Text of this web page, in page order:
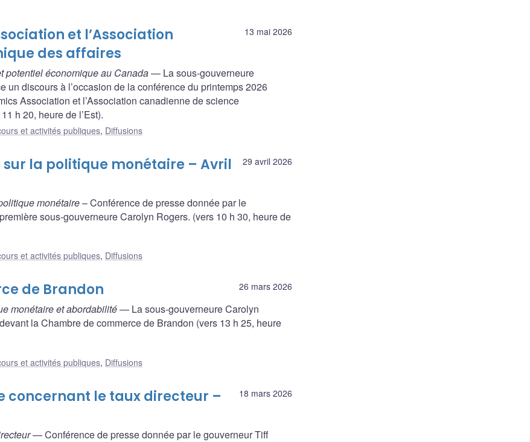
13 mai 2026
et l’Association
des affaires
potentiel économique au Canada— La sous-gouverneure
un discours à l’occasion de la conférence du printemps 2026
Association et l’Association canadienne de science
h 20, heure de l’Est).
et activités publiques, Diffusions
29 avril 2026
la politique monétaire – Avril
monétaire– Conférence de presse donnée par le
sous-gouverneure Carolyn Rogers. (vers 10 h 30, heure de
et activités publiques, Diffusions
26 mars 2026
de Brandon
monétaire et abordabilité— La sous-gouverneure Carolyn
la Chambre de commerce de Brandon (vers 13 h 25, heure
et activités publiques, Diffusions
18 mars 2026
concernant le taux directeur –
— Conférence de presse donnée par le gouverneur Tiff